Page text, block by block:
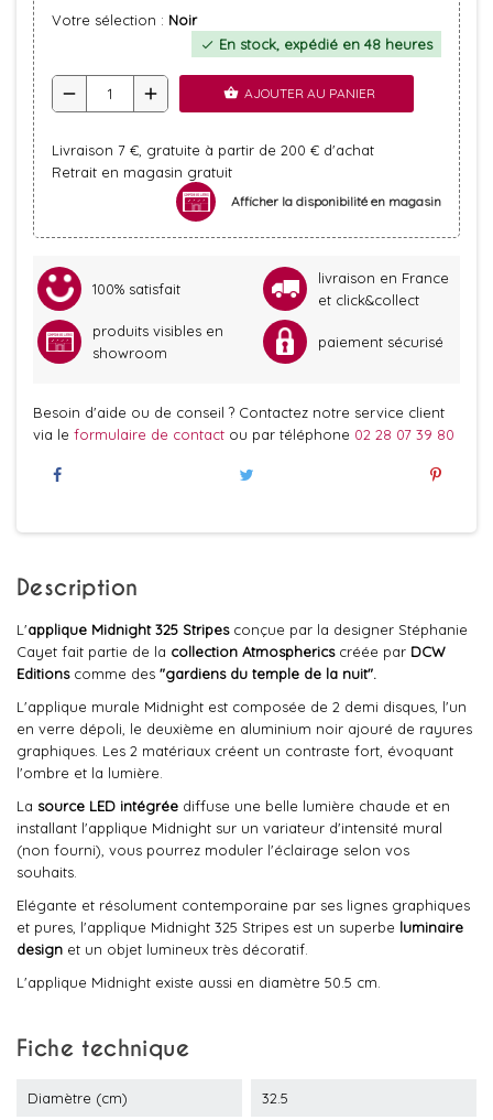
Votre sélection : Noir
check En stock, expédié en 48 heures
remove add shopping_basket AJOUTER AU PANIER
Livraison 7 €, gratuite à partir de 200 € d'achat
Retrait en magasin gratuit
Afficher la disponibilité en magasin
100% satisfait
livraison en France
et click&collect
produits visibles en
showroom
paiement sécurisé
Besoin d'aide ou de conseil ? Contactez notre service client
via le formulaire de contact ou par téléphone 02 28 07 39 80
Description
L'applique Midnight 325 Stripes conçue par la designer Stéphanie
Cayet fait partie de la collection Atmosphericscréée par DCW
Editionscomme des "gardiens du temple de la nuit".
L'applique murale Midnight est composée de 2 demi disques, l'un
en verre dépoli, le deuxième en aluminium noir ajouré de rayures
graphiques. Les 2 matériaux créent un contraste fort, évoquant
l'ombre et la lumière.
La source LED intégrée diffuse une belle lumière chaude et en
installant l'applique Midnight sur un variateur d'intensité mural
(non fourni), vous pourrez moduler l'éclairage selon vos
souhaits.
Elégante et résolument contemporaine par ses lignes graphiques
et pures, l'applique Midnight 325 Stripes est un superbe luminaire
design et un objet lumineux très décoratif.
L'applique Midnight existe aussi en diamètre 50.5 cm.
Fiche technique
Diamètre (cm) 32.5